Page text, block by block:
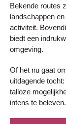
Bekende routes
landschappen
activiteit.
biedt een
omgeving.
Of het nu gaat
uitdagende
talloze
intens te beleven.